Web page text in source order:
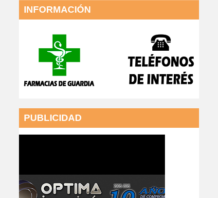
INFORMACIÓN
PUBLICIDAD